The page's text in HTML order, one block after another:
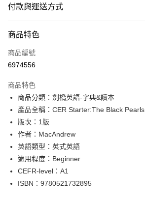
付款與運送方式
信用卡一次付款
超商取貨付款
Google Pay
ATM付款
運送方式
付款後全家取貨
商品特色
商品編號
6974556
商品特色
商品分類：劍橋英語-字典&讀本
產品全稱：CER Starter:The Black Pearls
版次：1版
作者：MacAndrew
英語類型：英式英語
適用程度：Beginner
CEFR-level：A1
ISBN：9780521732895